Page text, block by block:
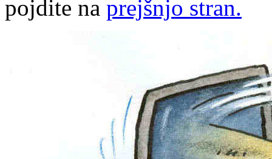
pojdite na prejšnjo stran.